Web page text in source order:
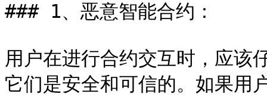
### 1、恶意智能合约：
用户在进行合约交互时，应该
它们是安全和可信的。如果用